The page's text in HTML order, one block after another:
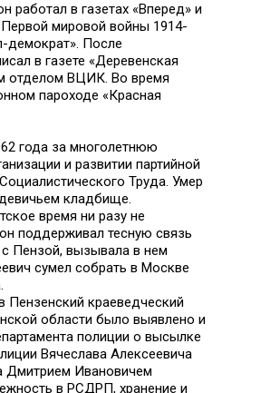
в газетах «Вперед» и
мировой войны 1914-
демократ». После
в газете «Деревенская
отделом ВЦИК. Во время
пароходе «Красная
года за многолетнюю
и развитии партийной
Труда. Умер
кладбище.
время ни разу не
поддерживал тесную связь
Пензой, вызывала в нем
сумел собрать в Москве
краеведческий
области было выявлено и
полиции о высылке
Вячеслава Алексеевича
Дмитрием Ивановичем
в РСДРП, хранение и